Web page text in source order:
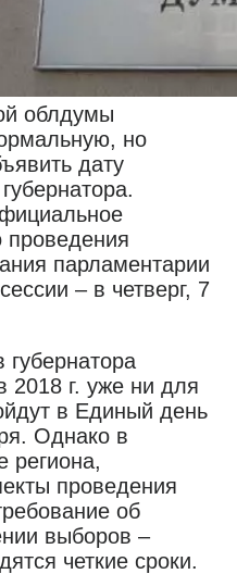
облдумы
но
дату
проведения
парламентарии
– в четверг, 7
2018 г. уже ни для
в Единый день
Однако в
региона,
проведения
об
выборов –
четкие сроки.